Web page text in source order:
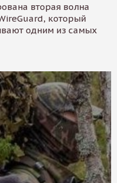
вторая волна
который
одним из самых